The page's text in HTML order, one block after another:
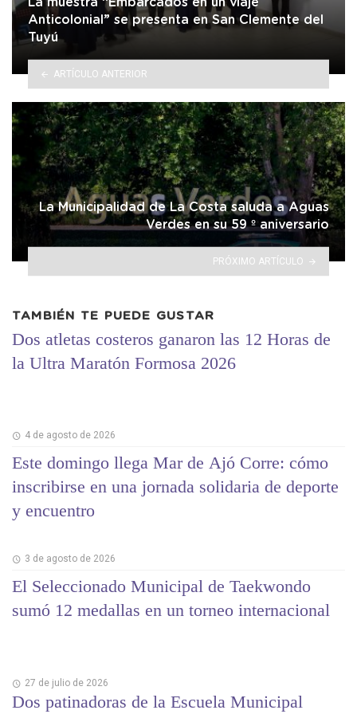
La muestra “Embarcados en un viaje
Anticolonial” se presenta en San Clemente del
Tuyú
ARTÍCULO ANTERIOR
La Municipalidad de La Costa saluda a Aguas
Verdes en su 59 º aniversario
PRÓXIMO ARTÍCULO
TAMBIÉN TE PUEDE GUSTAR
Dos atletas costeros ganaron las 12 Horas de
la Ultra Maratón Formosa 2026
4 de agosto de 2026
Este domingo llega Mar de Ajó Corre: cómo
inscribirse en una jornada solidaria de deporte
y encuentro
3 de agosto de 2026
El Seleccionado Municipal de Taekwondo
sumó 12 medallas en un torneo internacional
27 de julio de 2026
Dos patinadoras de la Escuela Municipal